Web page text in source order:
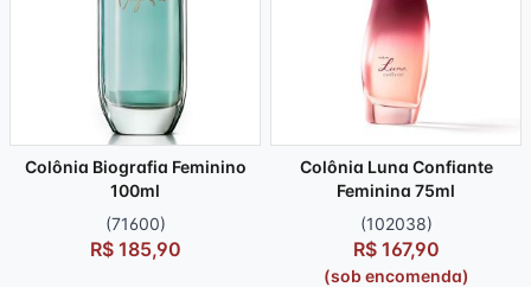
Colônia Biografia Feminino
100ml
(71600)
R$ 185,90
Colônia Luna Confiante
Feminina 75ml
(102038)
R$ 167,90
(sob encomenda)